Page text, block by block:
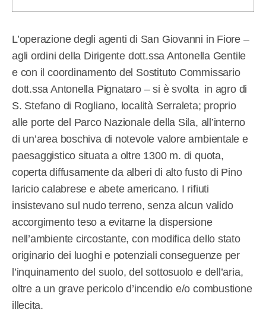
L’operazione degli agenti di San Giovanni in Fiore –
agli ordini della Dirigente dott.ssa Antonella Gentile
e con il coordinamento del Sostituto Commissario
dott.ssa Antonella Pignataro – si è svolta in agro di
S. Stefano di Rogliano, località Serraleta; proprio
alle porte del Parco Nazionale della Sila, all’interno
di un’area boschiva di notevole valore ambientale e
paesaggistico situata a oltre 1300 m. di quota,
coperta diffusamente da alberi di alto fusto di Pino
laricio calabrese e abete americano. I rifiuti
insistevano sul nudo terreno, senza alcun valido
accorgimento teso a evitarne la dispersione
nell’ambiente circostante, con modifica dello stato
originario dei luoghi e potenziali conseguenze per
l’inquinamento del suolo, del sottosuolo e dell’aria,
oltre a un grave pericolo d’incendio e/o combustione
illecita.